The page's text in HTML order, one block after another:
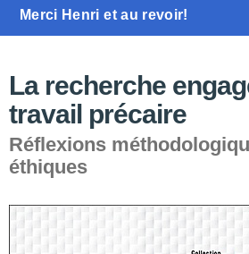
Merci Henri et au revoir!
La recherche
travail précaire
Réflexions
éthiques